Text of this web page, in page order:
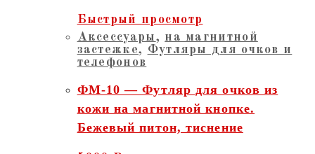
Быстрый просмотр
Аксессуары, на магнитной
застежке, Футляры для очков и
телефонов
ФМ-10 — Футляр для очков из
кожи на магнитной кнопке.
Бежевый питон, тиснение